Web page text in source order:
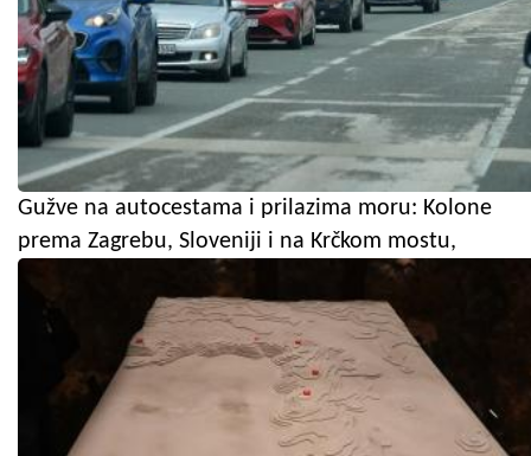
Gužve na autocestama i prilazima moru: Kolone
prema Zagrebu, Sloveniji i na Krčkom mostu,